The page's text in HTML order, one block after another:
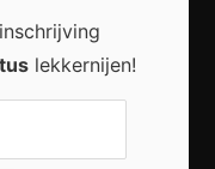
verbouwing:
groot effect
lekkernijen!